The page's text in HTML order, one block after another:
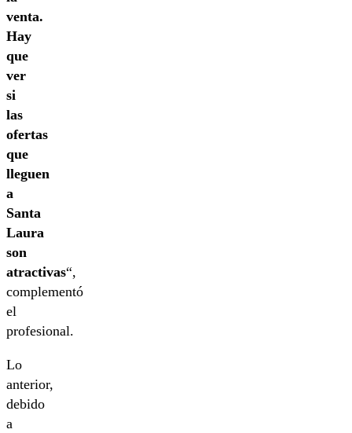
venta.
Hay
que
ver
si
las
ofertas
que
lleguen
a
Santa
Laura
son
atractivas“,
complementó
el
profesional.
Lo
anterior,
debido
a